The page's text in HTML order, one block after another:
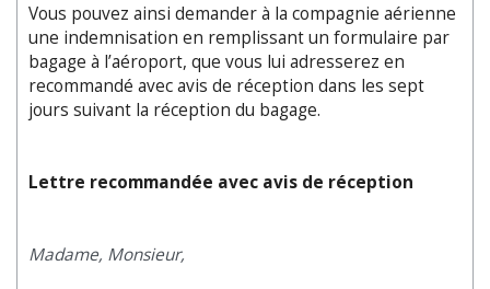
Vous pouvez ainsi demander à la compagnie ­aérienne
une indemnisation en remplissant un formulaire par
bagage à ­l’aéroport, que vous lui adresserez en
recommandé avec avis de réception dans les sept
jours suivant la réception du bagage.
Lettre recommandée avec avis de réception
Madame, Monsieur,